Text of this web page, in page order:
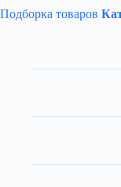
Подборка товаров